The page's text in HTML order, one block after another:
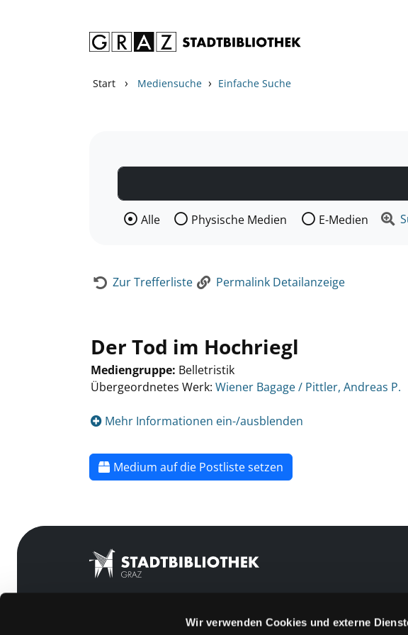
Wir verwenden Cookies und externe
Start › Mediensuche › Einfache Suche
Wählen Sie die Medienart nach der Sie suchen wollen.
Alle Physische Medien E-Medien
Zur Trefferliste Permalink Detailanzeige
Der Tod im Hochriegl
Mediengruppe: Belletristik
Übergeordnetes Werk: Wiener Bagage / Pittler, Andreas P.
Mehr Informationen ein-/ausblenden
Medium auf die Postliste setzen
Feedback